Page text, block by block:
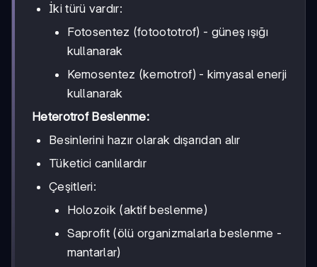
İki türü vardır:
Fotosentez (fotoototrof) - güneş ışığı
kullanarak
Kemosentez (kemotrof) - kimyasal enerji
kullanarak
Heterotrof Beslenme:
Besinlerini hazır olarak dışarıdan alır
Tüketici canlılardır
Çeşitleri:
Holozoik (aktif beslenme)
Saprofit (ölü organizmalarla beslenme -
mantarlar)